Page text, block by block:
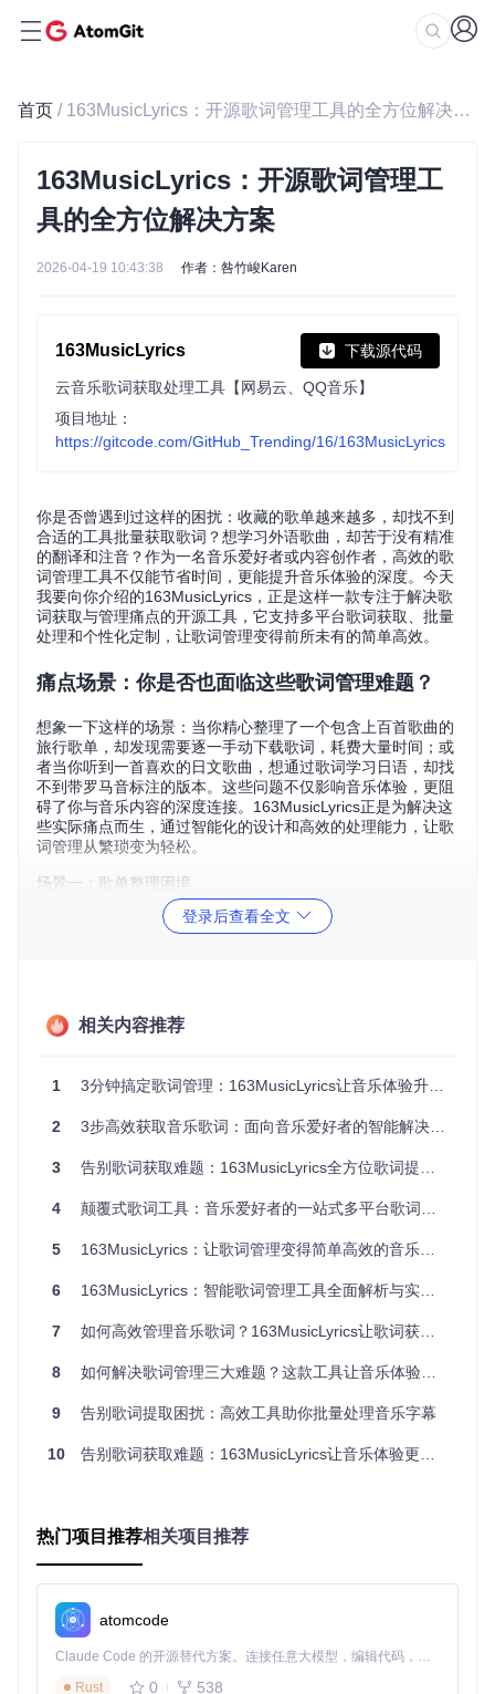
首页 / 163MusicLyrics：开源歌词管理工具的全方位解决方案
163MusicLyrics：开源歌词管理工
具的全方位解决方案
2026-04-19 10:43:38 作者：咎竹峻Karen
163MusicLyrics 下载源代码
云音乐歌词获取处理工具【网易云、QQ音乐】
项目地址：
https://gitcode.com/GitHub_Trending/16/163MusicLyrics
你是否曾遇到过这样的困扰：收藏的歌单越来越多，却找不到
合适的工具批量获取歌词？想学习外语歌曲，却苦于没有精准
的翻译和注音？作为一名音乐爱好者或内容创作者，高效的歌
词管理工具不仅能节省时间，更能提升音乐体验的深度。今天
我要向你介绍的163MusicLyrics，正是这样一款专注于解决歌
词获取与管理痛点的开源工具，它支持多平台歌词获取、批量
处理和个性化定制，让歌词管理变得前所未有的简单高效。
痛点场景：你是否也面临这些歌词管理难题？
想象一下这样的场景：当你精心整理了一个包含上百首歌曲的
旅行歌单，却发现需要逐一手动下载歌词，耗费大量时间；或
者当你听到一首喜欢的日文歌曲，想通过歌词学习日语，却找
不到带罗马音标注的版本。这些问题不仅影响音乐体验，更阻
碍了你与音乐内容的深度连接。163MusicLyrics正是为解决这
些实际痛点而生，通过智能化的设计和高效的处理能力，让歌
词管理从繁琐变为轻松。
场景一：歌单整理困境
音乐爱好者小李收藏了大量专辑，每次更换设备都需要重新整
理歌词，手动下载不仅耗时，还经常出现歌词与歌曲不匹配的
场景二：外语学习障碍
音标注，影响学习效率。借助163MusicLyrics的智能翻译系
模式，极大提升了学习效果。
场景三：视频创作需求
视频创作者小王需要为多个视频添加歌词字幕，传统方法需要
手动调整时间轴，十分繁琐。使用163MusicLyrics的SRT格式
输出功能，他可以批量生成标准字幕文件，直接导入视频编辑
软件，工作效率提升了300%。
配与语义理解技术，让你无论掌握多少歌曲信息，都能快速找
到所需歌词。该引擎支持多种搜索模式：精确搜索适用于已知
完整歌曲信息的场景；智能语义匹配系统则能处理模糊信息，
即使只有部分歌词或模糊的记忆，也能给出精准结果；直链解
核心技术点
双平台数据源：同时支持网易云音乐和QQ音乐，覆盖95%
以上的中文歌曲资源
语义相似度算法：基于TF-IDF和余弦相似度的智能匹配，
登录后查看全文
相关内容推荐
1 3分钟搞定歌词管理：163MusicLyrics让音乐体验升级的5个实用技巧
2 3步高效获取音乐歌词：面向音乐爱好者的智能解决方案
3 告别歌词获取难题：163MusicLyrics全方位歌词提取工具使用指南
4 颠覆式歌词工具：音乐爱好者的一站式多平台歌词提取与管理解决方案
5 163MusicLyrics：让歌词管理变得简单高效的音乐辅助工具
6 163MusicLyrics：智能歌词管理工具全面解析与实战指南
7 如何高效管理音乐歌词？163MusicLyrics让歌词获取与整理效率提升80%
8 如何解决歌词管理三大难题？这款工具让音乐体验提升300%
9 告别歌词提取困扰：高效工具助你批量处理音乐字幕
10 告别歌词获取难题：163MusicLyrics让音乐体验更完整
热门项目推荐相关项目推荐
atomcode
Claude Code 的开源替代方案。连接任意大模型，编辑代码，运行命令，自动验证 — 全自动执行。用 Rust 构建，极致性能。 ｜ An open-source alternative to Claude Code. Connect any LLM, edit code, run commands, and verify changes — autonomously. Built in Rust for speed. Get Started
Rust
0 538